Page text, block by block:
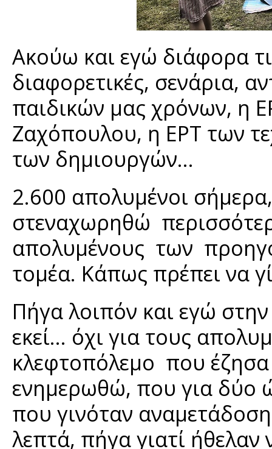
Ακούω και εγώ διάφορα
διαφορετικές, σενάρια,
παιδικών μας χρόνων, η
Ζαχόπουλου, η ΕΡΤ των
των δημιουργών...
2.600 απολυμένοι
στεναχωρηθώ
απολυμένους των
τομέα. Κάπως πρέπει να
Πήγα λοιπόν και εγώ
εκεί... όχι για τους
κλεφτοπόλεμο που
ενημερωθώ, που για δύο
που γινόταν
λεπτά, πήγα γιατί